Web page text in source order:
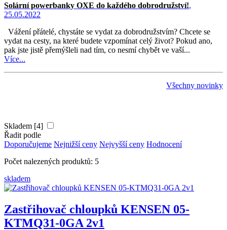
Solární powerbanky OXE do každého dobrodružství!,
25.05.2022
Vážení přátelé, chystáte se vydat za dobrodružstvím? Chcete se
vydat na cesty, na které budete vzpomínat celý život? Pokud ano,
pak jste jistě přemýšleli nad tím, co nesmí chybět ve vaší...
Více...
Všechny novinky
Skladem [4]
Řadit podle
Doporučujeme Nejnižší ceny Nejvyšší ceny Hodnocení
Počet nalezených produktů: 5
skladem
Zastřihovač chloupků KENSEN 05-
KTMQ31-0GA 2v1